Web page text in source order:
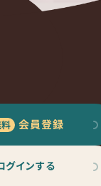
会員登録
グインする